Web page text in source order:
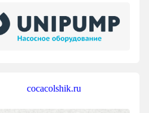
cocacolshik.ru